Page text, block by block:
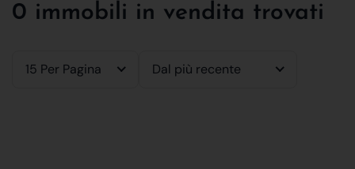
0 immobili in vendita trovati
15 Per Pagina Dal più recente